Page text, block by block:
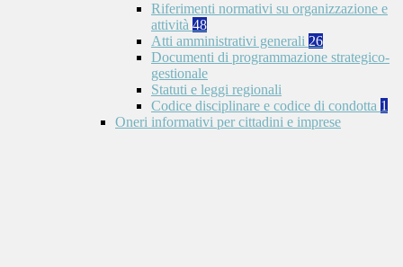
Riferimenti normativi su organizzazione e
attività 48
Atti amministrativi generali 26
Documenti di programmazione strategico-
gestionale
Statuti e leggi regionali
Codice disciplinare e codice di condotta 1
Oneri informativi per cittadini e imprese